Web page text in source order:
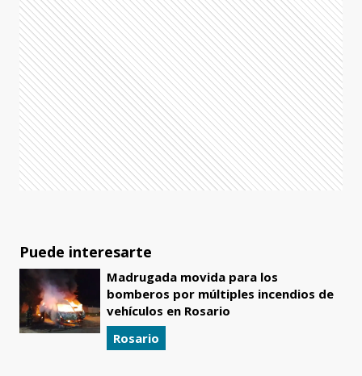
Puede interesarte
Madrugada movida para los
bomberos por múltiples incendios de
vehículos en Rosario
Rosario